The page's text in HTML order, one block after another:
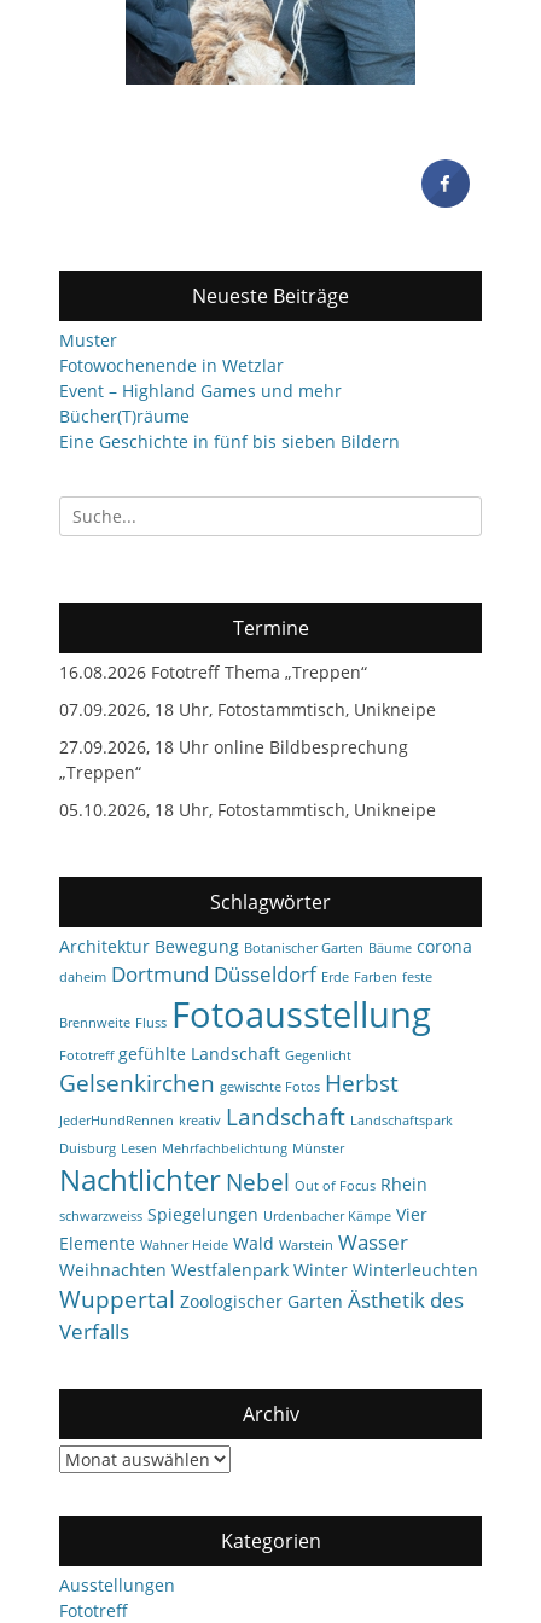
Neueste Beiträge
Muster
Fotowochenende in Wetzlar
Event – Highland Games und mehr
Bücher(T)räume
Eine Geschichte in fünf bis sieben Bildern
Suchen
nach:
Termine
16.08.2026 Fototreff Thema „Treppen“
07.09.2026, 18 Uhr, Fotostammtisch, Unikneipe
27.09.2026, 18 Uhr online Bildbesprechung
„Treppen“
05.10.2026, 18 Uhr, Fotostammtisch, Unikneipe
Schlagwörter
Architektur Bewegung Botanischer Garten Bäume corona
daheim Dortmund Düsseldorf Erde Farben feste
Brennweite Fluss Fotoausstellung
Fototreff gefühlte Landschaft Gegenlicht
Gelsenkirchen gewischte Fotos Herbst
JederHundRennen kreativ Landschaft Landschaftspark
Duisburg Lesen Mehrfachbelichtung Münster
NachtlichterNebel Out of Focus Rhein
schwarzweiss Spiegelungen Urdenbacher Kämpe Vier
Elemente Wahner Heide Wald Warstein Wasser
Weihnachten Westfalenpark Winter Winterleuchten
Wuppertal Zoologischer Garten Ästhetik des
Verfalls
Archiv
Archiv
Kategorien
Ausstellungen
Fototreff